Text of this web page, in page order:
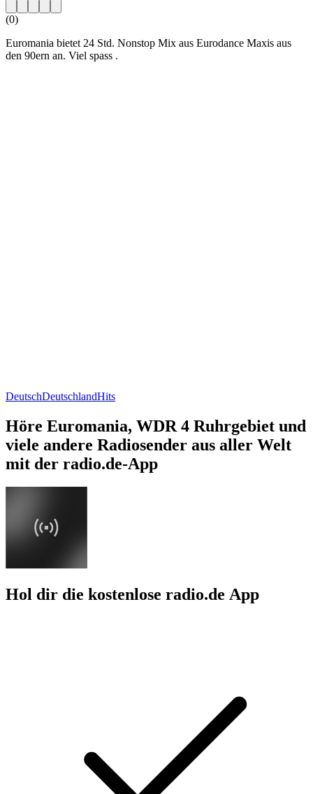
(0)
Euromania bietet 24 Std. Nonstop Mix aus Eurodance Maxis aus
den 90ern an. Viel spass .
DeutschDeutschlandHits
Höre Euromania, WDR 4 Ruhrgebiet und
viele andere Radiosender aus aller Welt
mit der radio.de-App
Hol dir die kostenlose radio.de App